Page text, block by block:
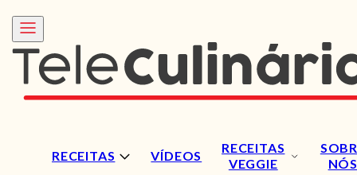
RECEITAS VÍDEOS
RECEITAS
VEGGIE
NÓS